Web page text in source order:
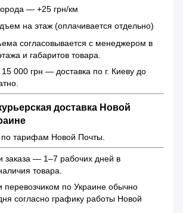
— +25 грн/км
на этаж (оплачивается отдельно)
согласовывается с менеджером в
и габаритов товара.
000 грн — доставка по г. Киеву до
доставка Новой
по тарифам Новой Почты.
заказа — 1–7 рабочих дней в
товара.
перевозчиком по Украине обычно
согласно графику работы Новой